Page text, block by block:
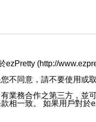
(http://
不同意，請不要使用或
業務合作之第三方，
相一致。 如果用戶對